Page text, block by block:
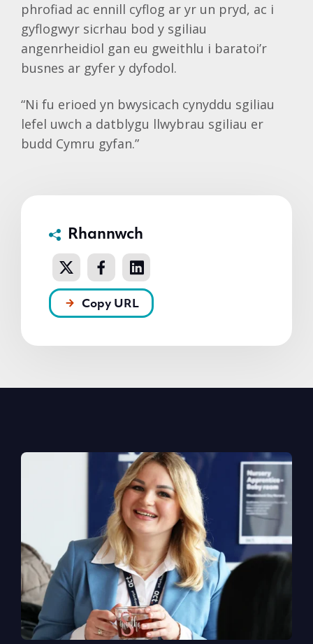
phrofiad ac ennill cyflog ar yr un pryd, ac i
gyflogwyr sicrhau bod y sgiliau
angenrheidiol gan eu gweithlu i baratoi’r
busnes ar gyfer y dyfodol.
“Ni fu erioed yn bwysicach cynyddu sgiliau
lefel uwch a datblygu llwybrau sgiliau er
budd Cymru gyfan.”
Rhannwch
Copy URL